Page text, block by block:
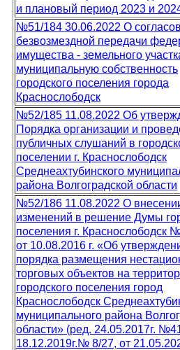
и плановый период 2023 и
№51/184 30.06.2022 О
безвозмездной передачи
имущества - земельного
муниципальную собственность
городского поселения города
Краснослободск
№52/185 11.08.2022 Об
Порядка организации и
публичных слушаний в
поселении г. Краснослободск
Среднеахтубинского
района Волгоградской области
№52/186 11.08.2022 О
изменений в решение Думы
поселения г. Краснослободск
от 10.08.2016 г. «Об
порядка размещения
торговых объектов на
городского поселения город
Краснослободск
муниципального района
области» (ред. 24.05.2017г.
18.12.2019г.№ 8/27, от